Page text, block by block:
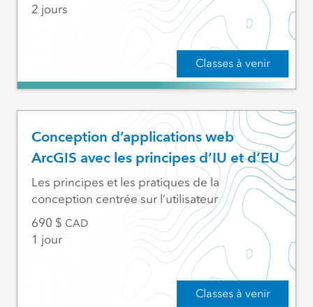
Classes à venir
2 jours
Conception d’applications web
ArcGIS avec les principes d’IU et d’EU
Classes à venir
Les principes et les pratiques de la
conception centrée sur l’utilisateur
690
CAD
1 jour